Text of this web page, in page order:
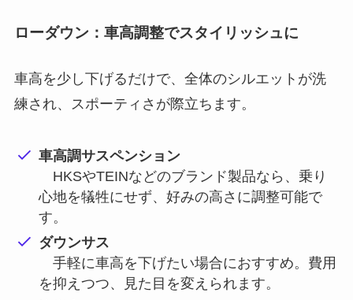
ローダウン：車高調整でスタイリッシュに
車高を少し下げるだけで、全体のシルエットが洗
練され、スポーティさが際立ちます。
車高調サスペンション
HKSやTEINなどのブランド製品なら、乗り
心地を犠牲にせず、好みの高さに調整可能で
す。
ダウンサス
手軽に車高を下げたい場合におすすめ。費用
を抑えつつ、見た目を変えられます。